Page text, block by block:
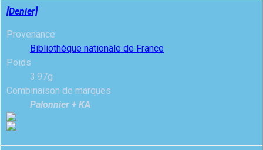
[Denier]
Provenance
Bibliothèque nationale de France
Poids
3.97g
Combinaison de marques
Palonnier + KA